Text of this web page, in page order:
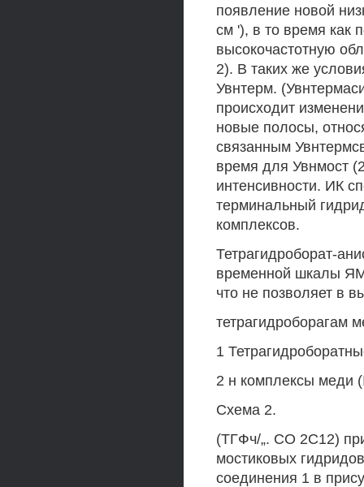
появление новой
см '), в то время как
высокочастотную
2). В таких же
Увнтерм.
происходит
новые полосы,
связанным
время для Увнмост
интенсивности. ИК
терминальный
комплексов.
Тетрагидроборат-
временной шкалы
что не позволяет в
тетрагидроборагам
1
2 н комплексы меди
Схема 2.
(ТГФч/„. СО 2С12)
мостиковых
соединения 1 в